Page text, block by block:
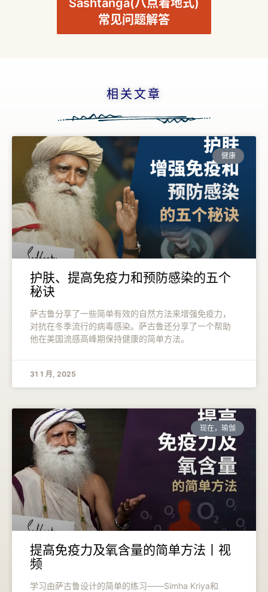
程
询
常见问题解答
相关文章
健康
护肤、提高免疫力和预防感染的五个
秘诀
萨古鲁分享了一些简单有效的自然方法来增强免疫力，
对抗在冬季流行的病毒感染。萨古鲁还分享了一个帮助
他在美国流感高峰期保持健康的简单方法。
31 1 月, 2025
现在，瑜伽
提高免疫力及氧含量的简单方法丨视
频
学习由萨古鲁设计的简单的练习——Simha Kriya和